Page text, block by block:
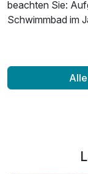
beachten Sie:
Schwimmbad im